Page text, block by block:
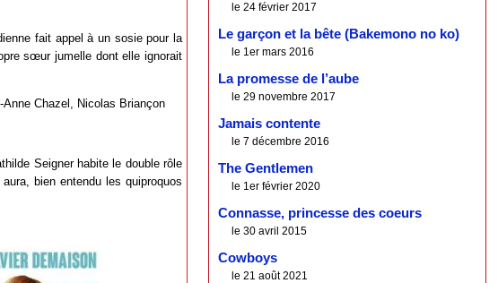
fait appel à un sosie pour la
sœur jumelle dont elle ignorait
Chazel, Nicolas Briançon
Seigner habite le double rôle
bien entendu les quiproquos
le 24 février 2017
Le garçon et la bête (Bakemono no ko)
le 1er mars 2016
La promesse de l’aube
le 29 novembre 2017
Jamais contente
le 7 décembre 2016
The Gentlemen
le 1er février 2020
Connasse, princesse des coeurs
le 30 avril 2015
Cowboys
le 21 août 2021